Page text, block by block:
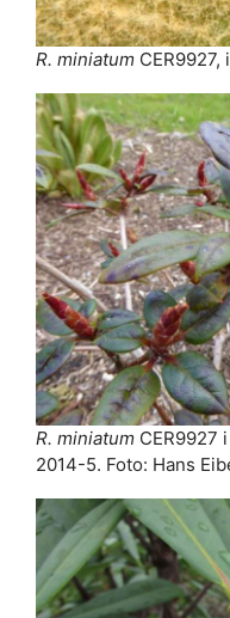
R. miniatum
R. miniatum CER9927
2014-5. Foto: Hans